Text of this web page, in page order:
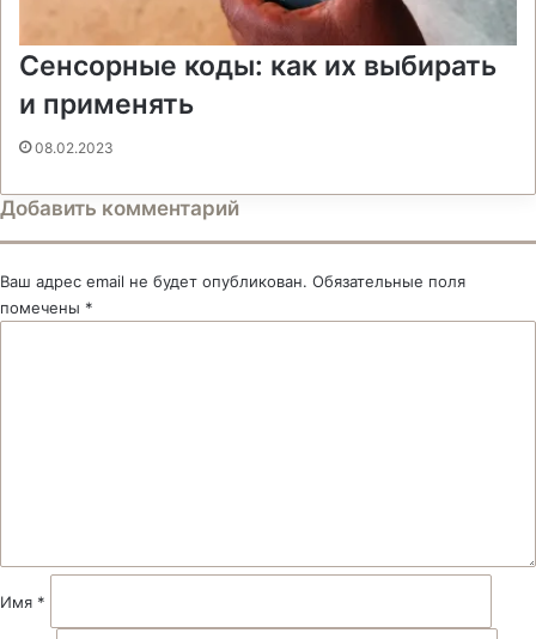
Сенсорные коды: как их выбирать
и применять
08.02.2023
Добавить комментарий
Ваш адрес email не будет опубликован. Обязательные поля
помечены *
и
й
Имя *